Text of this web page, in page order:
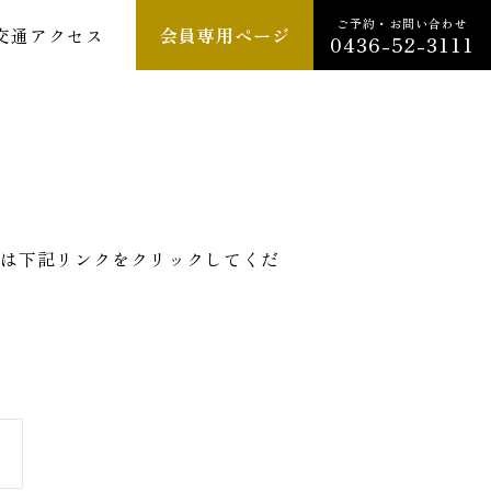
通アクセス 会員専用ページ ご予約・お問い合わせ
0436-52-3111
下記リンクをクリックしてくだ